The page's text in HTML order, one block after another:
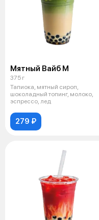
Мятный Вайб М
375 г
Тапиока, мятный сироп,
шоколадный топинг, молоко,
эспрессо, лед
279 ₽